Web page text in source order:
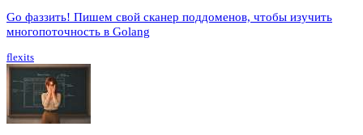
Go фаззить! Пишем свой сканер поддоменов, чтобы изучить
многопоточность в Golang
flexits